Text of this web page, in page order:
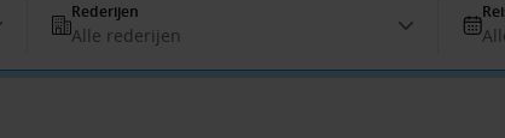
Rederijen
Alle rederijen